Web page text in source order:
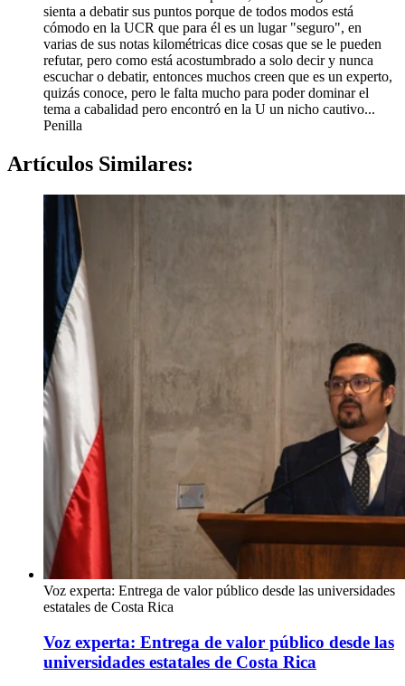
sienta a debatir sus puntos porque de todos modos está
cómodo en la UCR que para él es un lugar "seguro", en
varias de sus notas kilométricas dice cosas que se le pueden
refutar, pero como está acostumbrado a solo decir y nunca
escuchar o debatir, entonces muchos creen que es un experto,
quizás conoce, pero le falta mucho para poder dominar el
tema a cabalidad pero encontró en la U un nicho cautivo...
Penilla
Artículos Similares:
Voz experta: Entrega de valor público desde las universidades
estatales de Costa Rica
Voz experta: Entrega de valor público desde las
universidades estatales de Costa Rica